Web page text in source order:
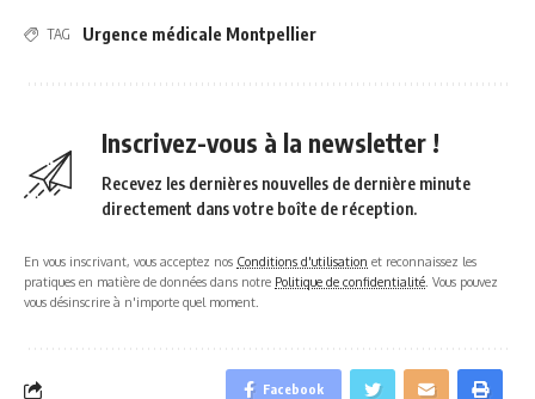
TAG Urgence médicale Montpellier
Inscrivez-vous à la newsletter !
Recevez les dernières nouvelles de dernière minute
directement dans votre boîte de réception.
En vous inscrivant, vous acceptez nos Conditions d'utilisation et reconnaissez les
pratiques en matière de données dans notre Politique de confidentialité . Vous pouvez
vous désinscrire à n'importe quel moment.
Facebook